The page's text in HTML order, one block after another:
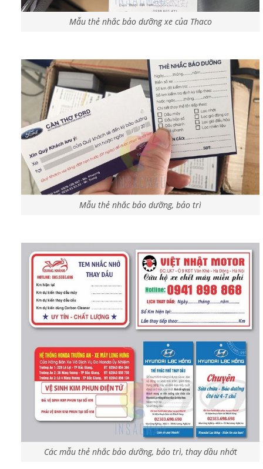
Mẫu thẻ nhắc bảo dưỡng xe của Thaco
Mẫu thẻ nhắc bảo dưỡng, bảo trì
Các mẫu thẻ nhắc bảo dưỡng, bảo trì, thay dầu nhớt